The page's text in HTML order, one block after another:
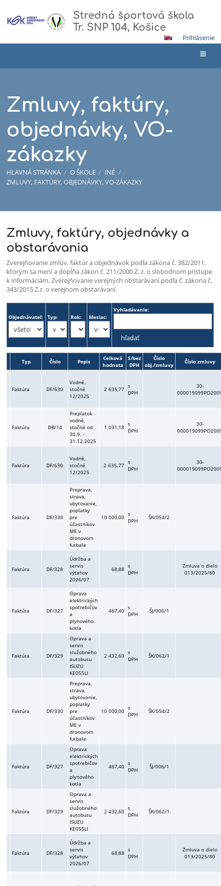
Stredná športová škola
Tr. SNP 104, Košice
Prihlásenie
Zmluvy, faktúry,
objednávky, VO-
zákazky
HLAVNÁ STRÁNKA / O ŠKOLE / INÉ /
ZMLUVY, FAKTÚRY, OBJEDNÁVKY, VO-ZÁKAZKY
Zmluvy,
faktúry,
objednávky,
VO-
zákazky
Zmluvy, faktúry, objednávky a
obstarávania
Zverejňovanie zmlúv, faktúr a objednávok podľa zákona č. 382/2011,
ktorým sa mení a dopĺňa zákon č. 211/2000 Z. z. o slobodnom prístupe
k informáciám. Zverejňovanie verejných obstarávaní podľa č. zákona č.
343/2015 Z.z. o verejnom obstarávaní.
Objednávateľ: Typ: Rok: Mesiac:
Vyhľadávanie:
Typ Číslo Popis
Celková
hodnota
S/bez
DPH
Číslo
obj./zmluvy
Číslo zmluvy
Faktúra DF/630
Vodné,
stočné
12/2025
2 635,77 s
DPH
30-
Faktúra DB/14
Preplatok
vodné,
stočné od
30.9. -
31.12.2025
1 031,18 s
DPH
30-
Faktúra DF/630
Vodné,
stočné
12/2025
2 635.77 s
DPH
30-
Faktúra DF/330
Preprava,
strava,
ubytovanie,
poplatky
pre
účastníkov
ME v
dronovom
futbale
10 000,00 s
DPH
ŠK/054/2
Faktúra DF/328
Údržba a
servis
výťahov
2026/07
68,88 s
DPH
Zmluva o dielo
013/2025/80
Faktúra DF/327
Oprava
elektrických
spotrebičov
a
plynového
kotla
467,40 s
DPH
ŠJ/006/1
Faktúra DF/329
Oprava a
servis
služobného
autobusu
ISUZU
KE055LI
2 432,60 s
DPH
ŠK/062/1
Faktúra DF/330
Preprava,
strava,
ubytovanie,
poplatky
pre
účastníkov
ME v
dronovom
futbale
10 000,00 s
DPH
ŠK/054/2
Faktúra DF/327
Oprava
elektrických
spotrebičov
a
plynového
kotla
467,40 s
DPH
ŠJ/006/1
Faktúra DF/329
Oprava a
servis
služobného
autobusu
ISUZU
KE055LI
2 432,60 s
DPH
ŠK/062/1
Faktúra DF/328
Údržba a
servis
výťahov
2026/07
68,88 s
DPH
Zmluva o dielo
013/2025/80